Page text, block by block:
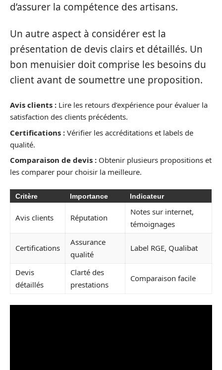
d’assurer la compétence des artisans.
Un autre aspect à considérer est la
présentation de devis clairs et détaillés. Un
bon menuisier doit comprise les besoins du
client avant de soumettre une proposition.
Avis clients : Lire les retours d’expérience pour évaluer la
satisfaction des clients précédents.
Certifications : Vérifier les accréditations et labels de
qualité.
Comparaison de devis : Obtenir plusieurs propositions et
les comparer pour choisir la meilleure.
Critère Importance Indicateur
Avis clients Réputation
Notes sur internet,
témoignages
Certifications
Assurance
qualité
Label RGE, Qualibat
Devis
détaillés
Clarté des
prestations
Comparaison facile